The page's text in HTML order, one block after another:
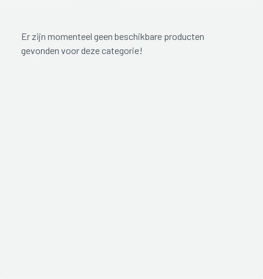
Er zijn momenteel geen beschikbare producten
gevonden voor deze categorie!